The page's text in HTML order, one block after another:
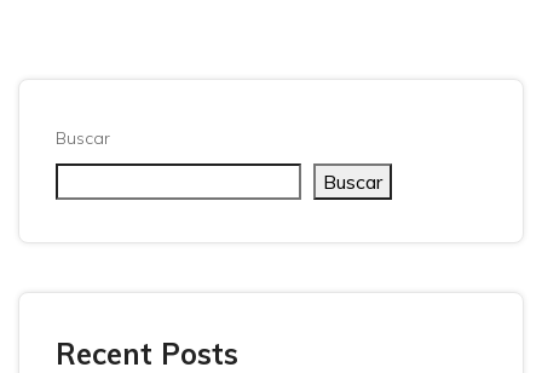
Buscar
Buscar
Recent Posts